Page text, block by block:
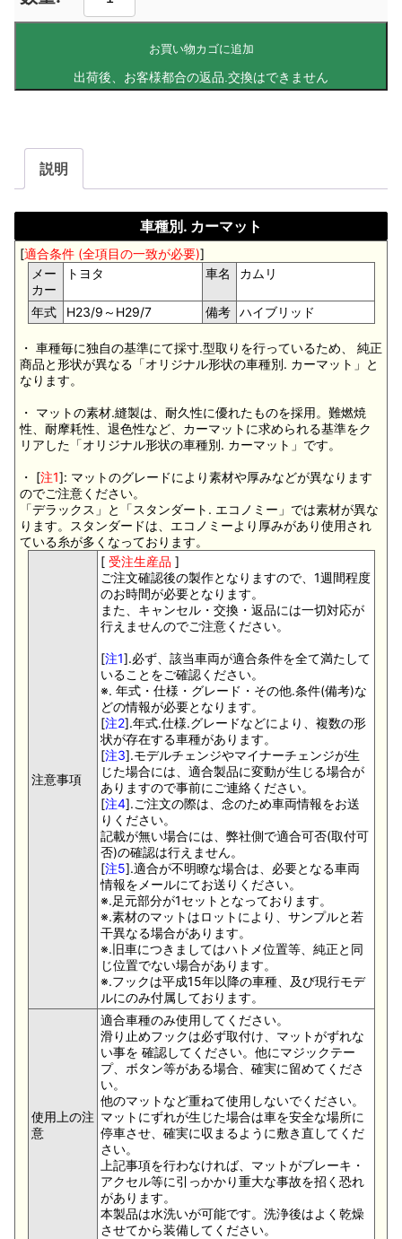
お買い物カゴに追加
説明
車種別. カーマット
[適合条件 (全項目の一致が必要)]
メー
カー
トヨタ 車名 カムリ
年式 H23/9～H29/7 備考 ハイブリッド
・ 車種毎に独自の基準にて採寸.型取りを行っているため、 純正
商品と形状が異なる「オリジナル形状の車種別. カーマット」と
なります。
・ マットの素材.縫製は、耐久性に優れたものを採用。難燃焼
性、耐摩耗性、退色性など、カーマットに求められる基準をク
リアした「オリジナル形状の車種別. カーマット」です。
・ [注1]: マットのグレードにより素材や厚みなどが異なります
のでご注意ください。
「デラックス」と「スタンダート. エコノミー」では素材が異な
ります。スタンダードは、エコノミーより厚みがあり使用され
ている糸が多くなっております。
注意事項
[ 受注生産品 ]
ご注文確認後の製作となりますので、1週間程度
のお時間が必要となります。
また、キャンセル・交換・返品には一切対応が
行えませんのでご注意ください。
[注1].必ず、該当車両が適合条件を全て満たして
いることをご確認ください。
※. 年式・仕様・グレード・その他.条件(備考)な
どの情報が必要となります。
[注2].年式.仕様.グレードなどにより、複数の形
状が存在する車種があります。
[注3].モデルチェンジやマイナーチェンジが生
じた場合には、適合製品に変動が生じる場合が
ありますので事前にご連絡ください。
[注4].ご注文の際は、念のため車両情報をお送
りください。
記載が無い場合には、弊社側で適合可否(取付可
否)の確認は行えません。
[注5].適合が不明瞭な場合は、必要となる車両
情報をメールにてお送りください。
※.足元部分が1セットとなっております。
※.素材のマットはロットにより、サンプルと若
干異なる場合があります。
※.旧車につきましてはハトメ位置等、純正と同
じ位置でない場合があります。
※.フックは平成15年以降の車種、及び現行モデ
ルにのみ付属しております。
使用上の注
意
適合車種のみ使用してください。
滑り止めフックは必ず取付け、マットがずれな
い事を 確認してください。他にマジックテー
プ、ボタン等がある場合、確実に留めてくださ
い。
他のマットなど重ねて使用しないでください。
マットにずれが生じた場合は車を安全な場所に
停車させ、確実に収まるように敷き直してくだ
さい。
上記事項を行わなければ、マットがブレーキ・
アクセル等に引っかかり重大な事故を招く恐れ
があります。
本製品は水洗いが可能です。洗浄後はよく乾燥
させてから装備してください。